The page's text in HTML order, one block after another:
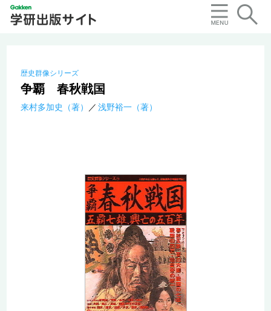
歴史群像シリーズ
争覇 春秋戦国
来村多加史（著） 浅野裕一（著）